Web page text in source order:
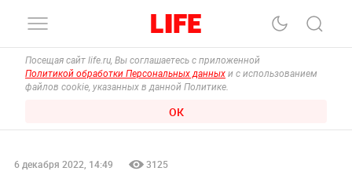
Посещая сайт life.ru, Вы соглашаетесь с приложенной
Политикой обработки Персональных данных и с использованием
файлов cookie, указанных в данной Политике.
ОК
6 декабря 2022, 14:49 3125